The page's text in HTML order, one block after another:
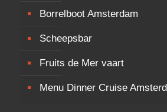
Borrelboot Amsterdam
Scheepsbar
Fruits de Mer vaart
Menu Dinner Cruise